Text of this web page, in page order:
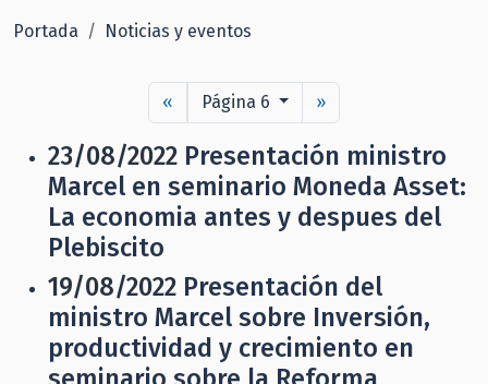
Portada Noticias y eventos
« Página 6 »
23/08/2022 Presentación ministro
Marcel en seminario Moneda Asset:
La economia antes y despues del
Plebiscito
19/08/2022 Presentación del
ministro Marcel sobre Inversión,
productividad y crecimiento en